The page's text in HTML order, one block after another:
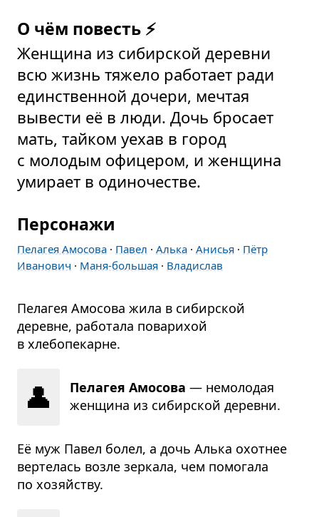
О чём повесть ⚡
Женщина из сибирской деревни
всю жизнь тяжело работает ради
единственной дочери, мечтая
вывести её в люди. Дочь бросает
мать, тайком уехав в город
с молодым офицером, и женщина
умирает в одиночестве.
Персонажи
Пелагея Амосова · Павел · Алька · Анисья · Пётр
Иванович · Маня-большая · Владислав
Пелагея Амосова жила в сибирской
деревне, работала поварихой
в хлебопекарне.
👤 Пелагея Амосова — немолодая
женщина из сибирской деревни.
Её муж Павел болел, а дочь Алька охотнее
вертелась возле зеркала, чем помогала
по хозяйству.